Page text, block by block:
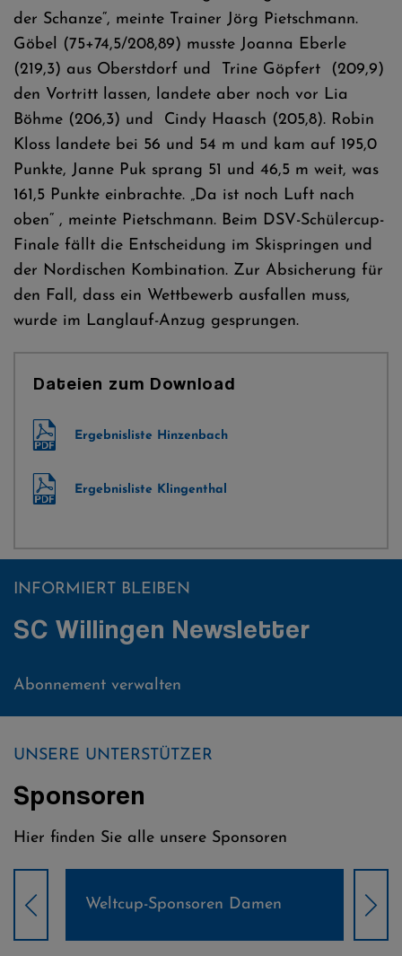
der Schanze“, meinte Trainer Jörg Pietschmann.
Göbel (75+74,5/208,89) musste Joanna Eberle
(219,3) aus Oberstdorf und Trine Göpfert (209,9)
den Vortritt lassen, landete aber noch vor Lia
Böhme (206,3) und Cindy Haasch (205,8). Robin
Kloss landete bei 56 und 54 m und kam auf 195,0
Punkte, Janne Puk sprang 51 und 46,5 m weit, was
161,5 Punkte einbrachte. „Da ist noch Luft nach
oben“ , meinte Pietschmann. Beim DSV-Schülercup-
Finale fällt die Entscheidung im Skispringen und
der Nordischen Kombination. Zur Absicherung für
den Fall, dass ein Wettbewerb ausfallen muss,
wurde im Langlauf-Anzug gesprungen.
Dateien zum Download
Ergebnisliste Hinzenbach
Ergebnisliste Klingenthal
INFORMIERT BLEIBEN
SC Willingen Newsletter
Abonnement verwalten
UNSERE UNTERSTÜTZER
Sponsoren
Hier finden Sie alle unsere Sponsoren
Weltcup-Sponsoren Damen